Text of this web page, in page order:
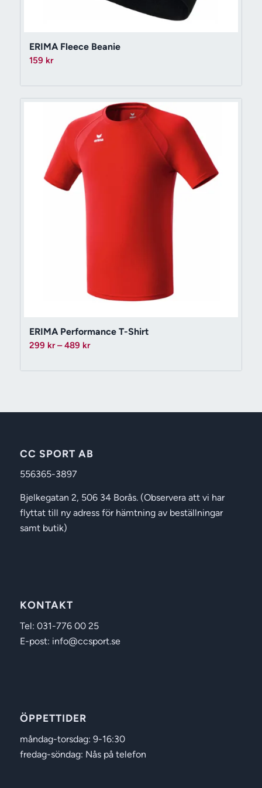
ERIMA Fleece Beanie
159 kr
ERIMA Performance T-Shirt
299 kr – 489 krPrisintervall:
till
CC SPORT AB
556365-3897
Bjelkegatan 2, 506 34 Borås. (Observera att vi har
flyttat till ny adress för hämtning av beställningar
samt butik)
KONTAKT
Tel: 031-776 00 25
E-post: info@ccsport.se
ÖPPETTIDER
måndag-torsdag: 9-16:30
fredag-söndag: Nås på telefon